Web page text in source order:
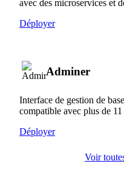
avec des microservices et
Déployer
Adminer
Interface de gestion de
compatible avec plus de 11
Déployer
Voir